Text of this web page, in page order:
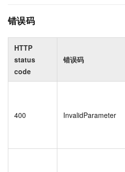
错误码
HTTP
status
code
错误码
400 InvalidParameter